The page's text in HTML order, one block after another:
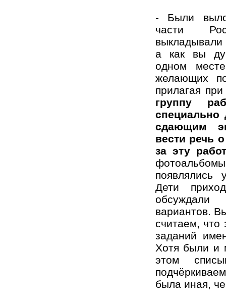
- Были
части
а как вы
одном
желающих
прилагая
группу
специально
сдающим
вести речь
за эту
Дети
вариантов.
считаем,
заданий
Хотя были и
этом
была иная,